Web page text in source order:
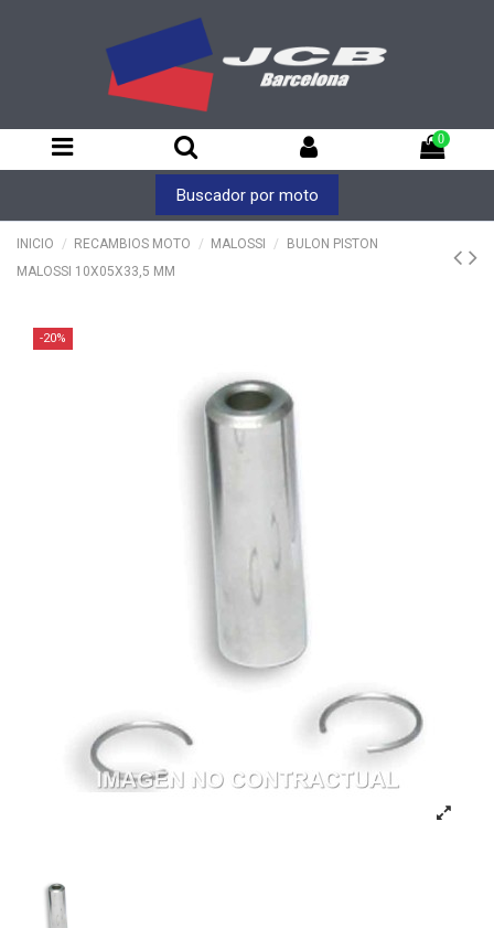
0
Buscador por moto
INICIO RECAMBIOS MOTO MALOSSI
BULON PISTON
MALOSSI 10X05X33,5 MM
-20%